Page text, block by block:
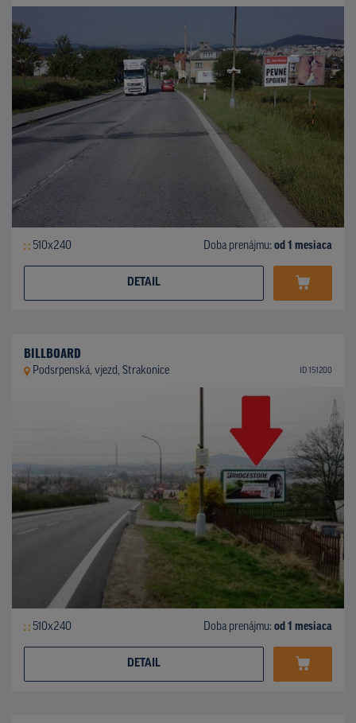
510x240 Doba prenájmu: od 1 mesiaca
DETAIL
BILLBOARD
Podsrpenská, vjezd, Strakonice ID 151200
510x240 Doba prenájmu: od 1 mesiaca
DETAIL